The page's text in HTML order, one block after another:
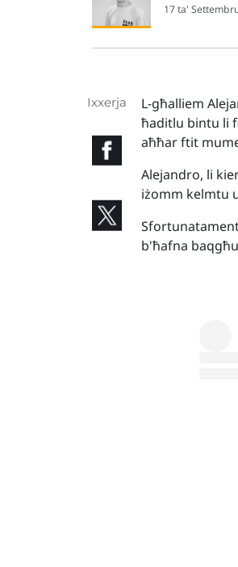
17 ta'
Ixxerja
L-għalliem
ħaditlu bintu li
aħħar ftit
Alejandro, li
iżomm kelmtu
b'ħafna